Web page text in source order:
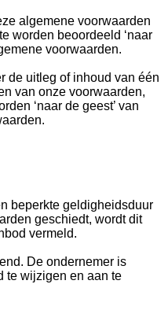
algemene voorwaarden
worden beoordeeld ‘naar
voorwaarden.
de uitleg of inhoud van één
van onze voorwaarden,
‘naar de geest’ van
beperkte geldigheidsduur
geschiedt, wordt dit
vermeld.
De ondernemer is
te wijzigen en aan te